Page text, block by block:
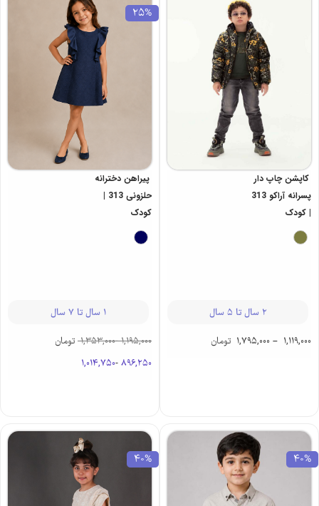
کاپشن چاپ‌ دار
پسرانه آراکو 313
| کودک
2 سال تا 5 سال
1,119,000
–
1,795,000 تومان
25%
پیراهن دخترانه
حلزونی 313 |
کودک
1 سال تا 7 سال
1,195,000
-
1,353,000
896,250
-
1,014,750
تومان
40%
40%